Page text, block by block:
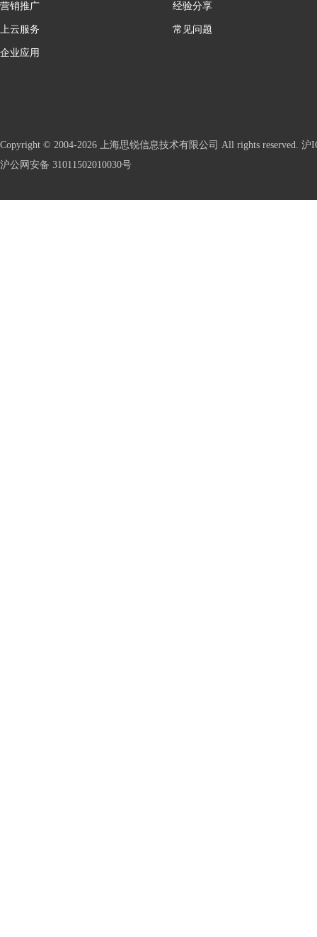
营销推广
上云服务
企业应用
经验分享
常见问题
Copyright © 2004-2026 上海思锐信息技术有限公司 All rights reserved. 沪
沪公网安备 31011502010030号